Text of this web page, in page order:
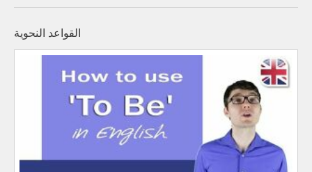
القواعد النحوية